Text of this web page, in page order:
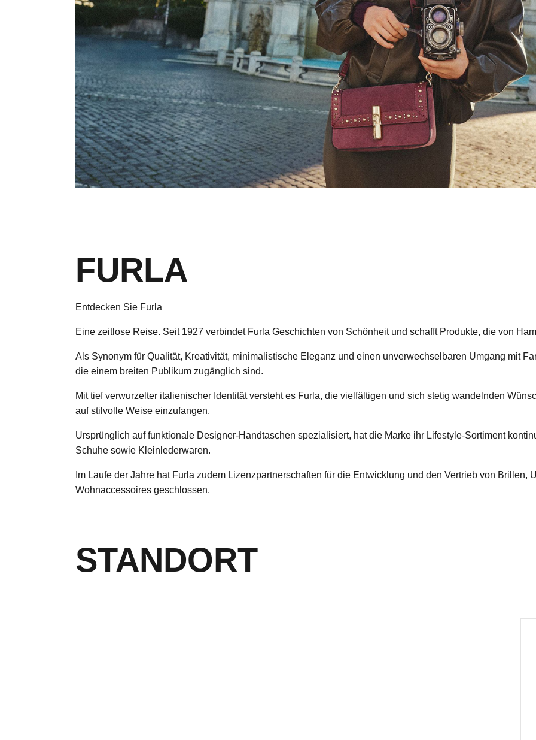
FURLA
Entdecken Sie Furla
Eine zeitlose Reise. Seit 1927 verbindet Furla Geschichten von Schönheit und schafft Produkte, die von
Als Synonym für Qualität, Kreativität, minimalistische Eleganz und einen unverwechselbaren Umgang mit
die einem breiten Publikum zugänglich sind.
Mit tief verwurzelter italienischer Identität versteht es Furla, die vielfältigen und sich stetig wandelnden
auf stilvolle Weise einzufangen.
Ursprünglich auf funktionale Designer-Handtaschen spezialisiert, hat die Marke ihr Lifestyle-Sortiment
Schuhe sowie Kleinlederwaren.
Im Laufe der Jahre hat Furla zudem Lizenzpartnerschaften für die Entwicklung und den Vertrieb von Brillen,
Wohnaccessoires geschlossen.
STANDORT